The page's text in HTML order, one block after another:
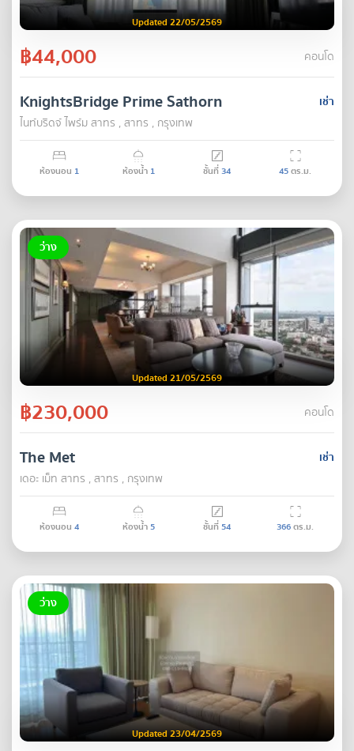
Updated 22/05/2569
฿44,000 คอนโด
เช่า
KnightsBridge Prime Sathorn
ไนท์บริดจ์ ไพร์ม สาทร , สาทร , กรุงเทพ
ห้องนอน 1 ห้องน้ำ 1 ชั้นที่34 45ตร.ม.
ว่าง
Updated 21/05/2569
฿230,000 คอนโด
เช่า
The Met
เดอะ เม็ท สาทร , สาทร , กรุงเทพ
ห้องนอน 4 ห้องน้ำ5 ชั้นที่54 366ตร.ม.
ว่าง
Updated 23/04/2569